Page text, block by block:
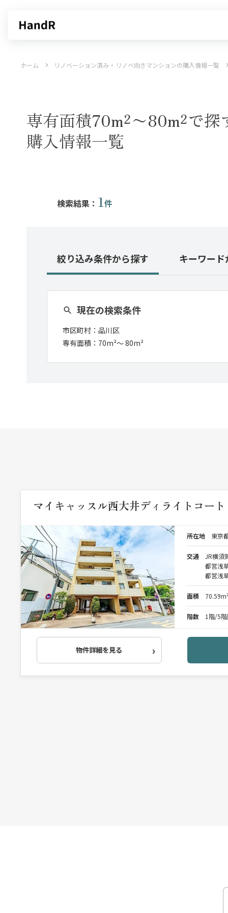
ホーム リノベーション済み・リノベ向きマンションの購入情報一覧
専有面積70m²〜80m²で
購入情報一覧
検索結果： 1件
絞り込み条件から探す キーワード
現在の検索条件
市区町村： 品川区
専有面積： 70m²〜80m²
マイキャッスル西大井ディライトコート
所在地 東京
交通
JR横須
都営浅
都営浅
面積
階数 1階/5
物件詳細を見る